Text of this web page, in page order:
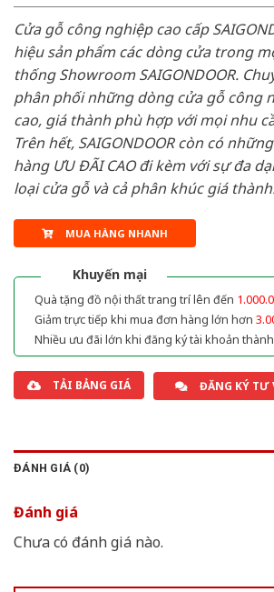
Cửa gỗ công nghiệp cao cấp
hiệu sản phẩm các dòng cửa trong
thống Showroom SAIGONDOOR.
phân phối những dòng cửa gỗ công
cao, giá thành phù hợp với mọi nhu
Trên hết, SAIGONDOOR còn có
hàng ƯU ĐÃI CAO đi kèm với sự đa
loại cửa gỗ và cả phân khúc giá
MUA HÀNG NHANH
Khuyến mại
Quà tặng đồ nội thất trang trí lên đến
Giảm trực tiếp khi mua đơn hàng lớn hơn
Nhiều ưu đãi lớn khi đăng ký tài khoản
TẢI BẢNG GIÁ ĐĂNG KÝ TƯ
ĐÁNH GIÁ (0)
Đánh giá
Chưa có đánh giá nào.